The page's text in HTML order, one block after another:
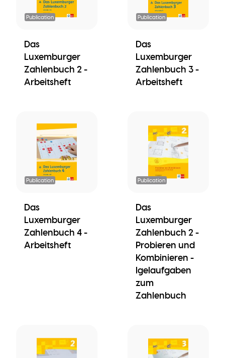
Publication
Das
Luxemburger
Zahlenbuch 2 -
Arbeitsheft
Publication
Das
Luxemburger
Zahlenbuch 3 -
Arbeitsheft
Publication
Das
Luxemburger
Zahlenbuch 4 -
Arbeitsheft
Publication
Das
Luxemburger
Zahlenbuch 2 -
Probieren und
Kombinieren -
Igelaufgaben
zum
Zahlenbuch